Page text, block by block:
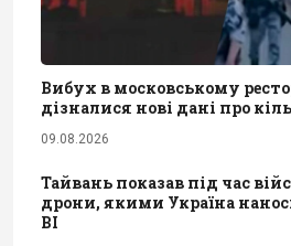
Вибух в московському
дізналися нові дані про
09.08.2026
Тайвань показав під час
дрони, якими Україна
BI